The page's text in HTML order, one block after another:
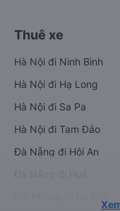
Thuê xe
Hà Nội đi Ninh Bình
Hà Nội đi Hạ Long
Hà Nội đi Sa Pa
Hà Nội đi Tam Đảo
Đà Nẵng đi Hội An